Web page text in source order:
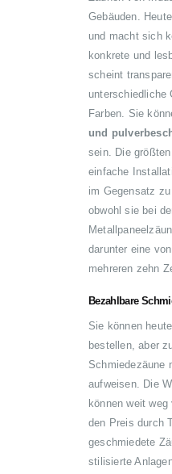
Gebäuden.
und macht sich
konkrete und
scheint
unterschiedliche
Farben. Sie
und
sein. Die
einfache
im Gegensatz
obwohl sie bei
darunter eine
mehreren zehn
Bezahlbare
Sie können
bestellen, aber
Schmiedezäune
aufweisen. Die
können weit
den Preis durch
geschmiedete
stilisierte